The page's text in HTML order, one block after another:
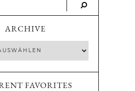
ARCHIVE
FAVORITES